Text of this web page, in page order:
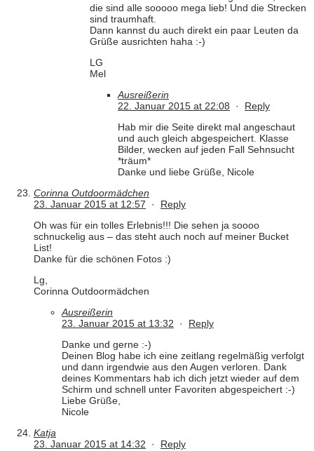
die sind alle sooooo mega lieb! Und die Strecken
sind traumhaft.
Dann kannst du auch direkt ein paar Leuten da
Grüße ausrichten haha :-)
LG
Mel
Ausreißerin
22. Januar 2015 at 22:08 · Reply
Hab mir die Seite direkt mal angeschaut
und auch gleich abgespeichert. Klasse
Bilder, wecken auf jeden Fall Sehnsucht
*träum*
Danke und liebe Grüße, Nicole
Corinna Outdoormädchen
23. Januar 2015 at 12:57 · Reply
Oh was für ein tolles Erlebnis!!! Die sehen ja soooo
schnuckelig aus – das steht auch noch auf meiner Bucket
List!
Danke für die schönen Fotos :)
Lg,
Corinna Outdoormädchen
Ausreißerin
23. Januar 2015 at 13:32 · Reply
Danke und gerne :-)
Deinen Blog habe ich eine zeitlang regelmäßig verfolgt
und dann irgendwie aus den Augen verloren. Dank
deines Kommentars hab ich dich jetzt wieder auf dem
Schirm und schnell unter Favoriten abgespeichert :-)
Liebe Grüße,
Nicole
Katja
23. Januar 2015 at 14:32 · Reply